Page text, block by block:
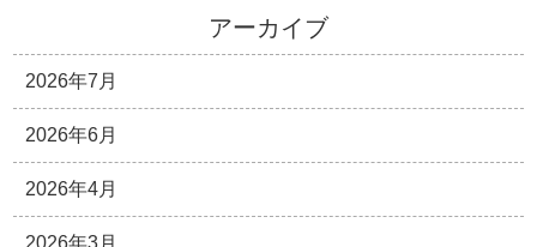
アーカイブ
2026年7月
2026年6月
2026年4月
2026年3月